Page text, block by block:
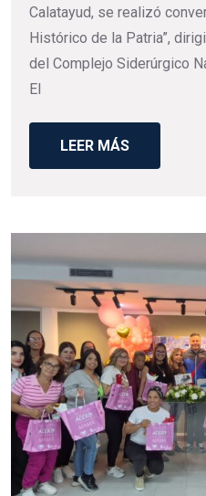
Calatayud, se realizó
Histórico de la Patria”,
del Complejo Siderúrgico
El
LEER MÁS